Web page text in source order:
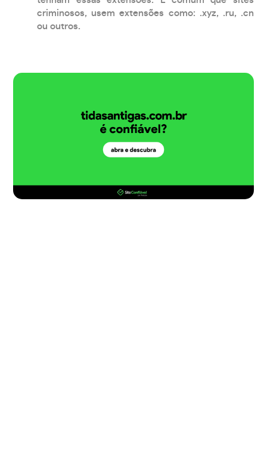
criminosos, usem extensões como: .xyz, .ru, .cn
ou outros.